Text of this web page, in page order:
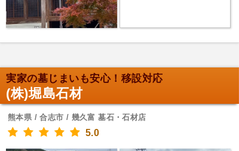
実家の墓じまいも安心！移設対応
(株)堀島石材
熊本県 / 合志市 / 幾久富 墓石・石材店
5.0